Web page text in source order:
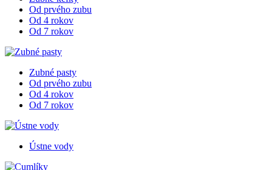
Od prvého zubu
Od 4 rokov
Od 7 rokov
Zubné pasty
Od prvého zubu
Od 4 rokov
Od 7 rokov
Ústne vody